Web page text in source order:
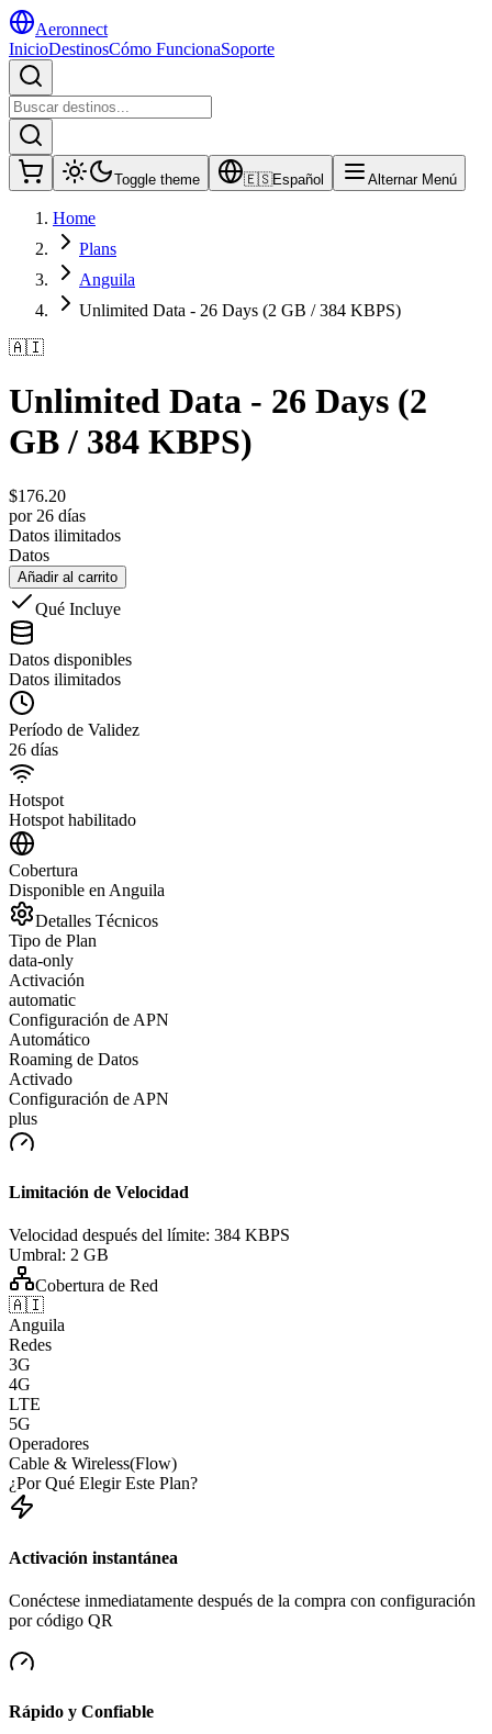
Aeronnect
InicioDestinosCómo FuncionaSoporte
Toggle theme 🇪🇸Español Alternar Menú
Home
Plans
Anguila
Unlimited Data - 26 Days (2 GB / 384 KBPS)
🇦🇮
Unlimited Data - 26 Days (2
GB / 384 KBPS)
$176.20
por 26 días
Datos ilimitados
Datos
Añadir al carrito
Qué Incluye
Datos disponibles
Datos ilimitados
Período de Validez
26 días
Hotspot
Hotspot habilitado
Cobertura
Disponible en Anguila
Detalles Técnicos
Tipo de Plan
data-only
Activación
automatic
Configuración de APN
Automático
Roaming de Datos
Activado
Configuración de APN
plus
Limitación de Velocidad
Velocidad después del límite: 384 KBPS
Umbral: 2 GB
Cobertura de Red
🇦🇮
Anguila
Redes
3G
4G
LTE
5G
Operadores
Cable & Wireless(Flow)
¿Por Qué Elegir Este Plan?
Activación instantánea
Conéctese inmediatamente después de la compra con configuración
por código QR
Rápido y Confiable